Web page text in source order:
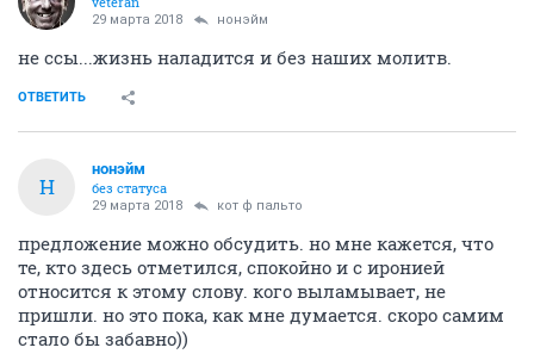
29 марта 2018 нонэйм
не ссы...жизнь наладится и без наших молитв.
ОТВЕТИТЬ
Н
нонэйм
без статуса
29 марта 2018 кот ф пальто
предложение можно обсудить. но мне кажется, что
те, кто здесь отметился, спокойно и с иронией
относится к этому слову. кого выламывает, не
пришли. но это пока, как мне думается. скоро самим
стало бы забавно))